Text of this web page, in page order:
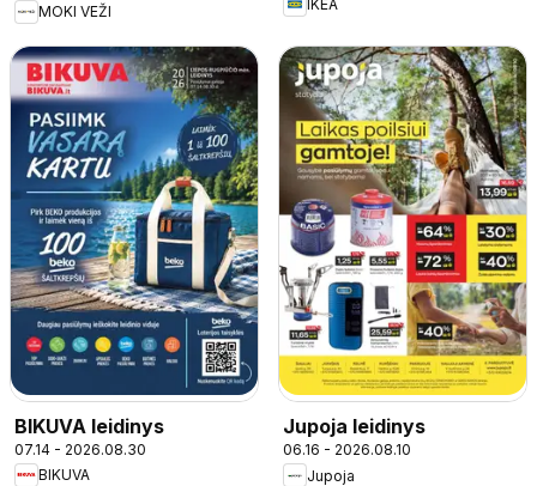
MOKI VEŽI
IKEA
BIKUVA leidinys
07.14 - 2026.08.30
BIKUVA
Jupoja leidinys
06.16 - 2026.08.10
Jupoja